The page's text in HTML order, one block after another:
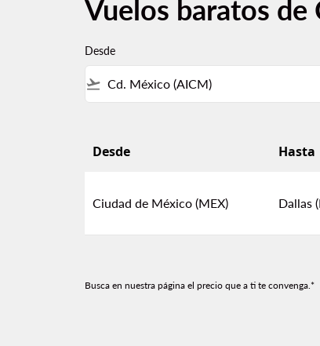
Vuelos baratos de
Desde
flight_takeoff
Desde Hasta
Ciudad de México (MEX) Dallas
Busca en nuestra página el precio que a ti te convenga.*